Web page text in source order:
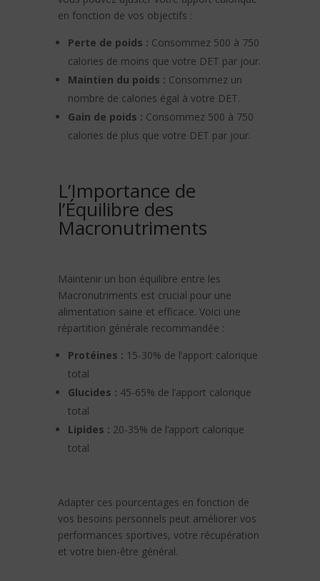
en fonction de vos objectifs :
Perte de poids : Consommez 500 à 750
calories de moins que votre DET par jour.
Maintien du poids : Consommez un
nombre de calories égal à votre DET.
Gain de poids : Consommez 500 à 750
calories de plus que votre DET par jour.
L’Importance de
l’Équilibre des
Macronutriments
Maintenir un bon équilibre entre les
Macronutriments est crucial pour une
alimentation saine et efficace. Voici une
répartition générale recommandée :
Protéines : 15-30% de l’apport calorique
total
Glucides : 45-65% de l’apport calorique
total
Lipides : 20-35% de l’apport calorique
total
Adapter ces pourcentages en fonction de
vos besoins personnels peut améliorer vos
performances sportives, votre récupération
et votre bien-être général.